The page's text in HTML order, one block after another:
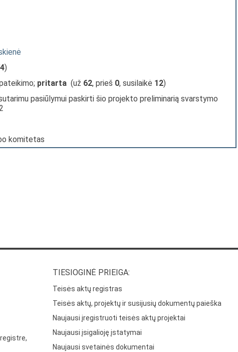
)
pritarta (už 62, prieš 0, susilaikė 12)
pasiūlymui paskirti šio projekto preliminarią svarstymo
komitetas
TIESIOGINĖ PRIEIGA:
Teisės aktų registras
Teisės aktų, projektų ir susijusių dokumentų paieška
Naujausi įregistruoti teisės aktų projektai
Naujausi įsigalioję įstatymai
Naujausi svetainės dokumentai